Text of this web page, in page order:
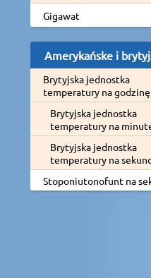
Gigawat
Amerykańske i
Brytyjska jednostka
temperatury na godzinę
Brytyjska jednostka
temperatury na
Brytyjska jednostka
temperatury na
Stoponiutonofunt na